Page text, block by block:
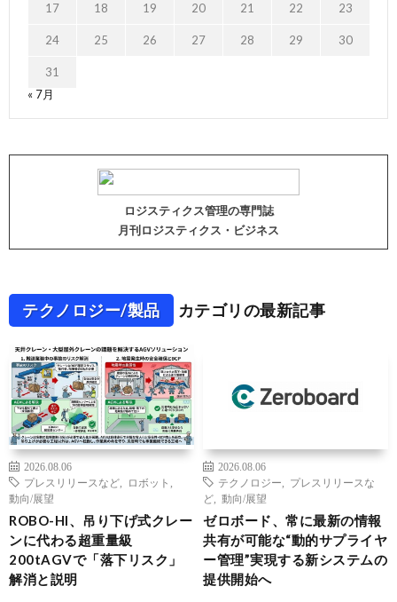
17 18 19 20 21 22 23
24 25 26 27 28 29 30
31
« 7月
ロジスティクス管理の専門誌
月刊ロジスティクス・ビジネス
テクノロジー/製品 カテゴリの最新記事
2026.08.06
プレスリリースなど
ロボット
動向/展望
ROBO-HI、吊り下げ式クレー
ンに代わる超重量級
200tAGVで「落下リスク」
解消と説明
2026.08.06
テクノロジー
プレスリリースな
ど
動向/展望
ゼロボード、常に最新の情報
共有が可能な“動的サプライヤ
ー管理”実現する新システムの
提供開始へ